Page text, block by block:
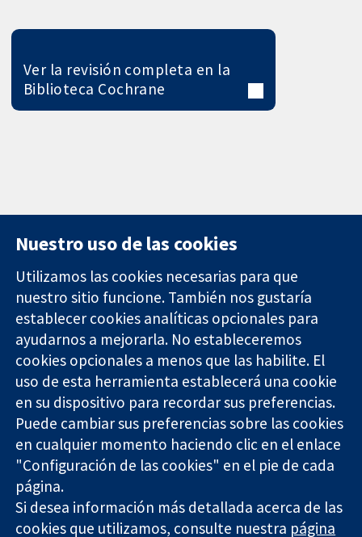
Ver la revisión completa en la
Biblioteca Cochrane
Evidencia fiable.
Decisiones
informadas.
Mejor salud.
11-13 Cavendish
Square
Londres
W1G 0AN
Reino Unido
Contacto
Noticias
Prensa
Sobre
nosotros
Empleo
Cochrane
Library
The Cochrane Collaboration is a charity (no. 1045921) and a
company limited by guarantee (no. 03044323) registered in
England & Wales. VAT registration number GB 718 2127 49.
Nuestro uso de las cookies
Utilizamos las cookies necesarias para que
nuestro sitio funcione. También nos gustaría
establecer cookies analíticas opcionales para
ayudarnos a mejorarla. No estableceremos
cookies opcionales a menos que las habilite. El
uso de esta herramienta establecerá una cookie
en su dispositivo para recordar sus preferencias.
Puede cambiar sus preferencias sobre las cookies
en cualquier momento haciendo clic en el enlace
"Configuración de las cookies" en el pie de cada
página.
Si desea información más detallada acerca de las
cookies que utilizamos, consulte nuestra página